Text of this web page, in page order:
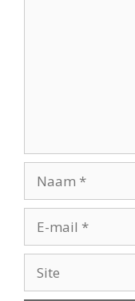
mail